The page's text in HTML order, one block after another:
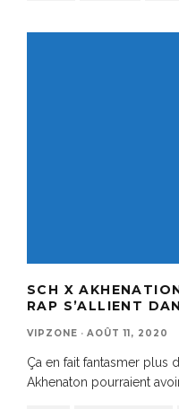
SCH X
RAP S’ALLIENT
VIPZONE · AOÛT 11, 2020
Ça en fait fantasmer plus
Akhenaton pourraient